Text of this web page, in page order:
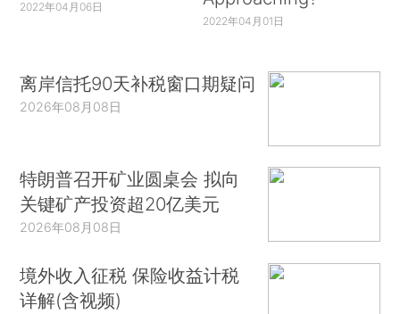
2022年04月06日
2022年04月01日
离岸信托90天补税窗口期疑问
2026年08月08日
特朗普召开矿业圆桌会 拟向
关键矿产投资超20亿美元
2026年08月08日
境外收入征税 保险收益计税
详解(含视频)